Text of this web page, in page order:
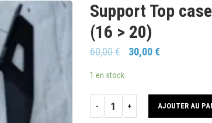
Support Top
(16 > 20)
60,00€ 30,00€
1 en stock
AJOUTER AU